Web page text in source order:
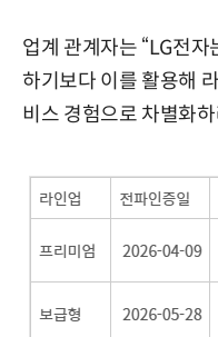
업계 관계자는 “LG전
하기보다 이를 활용해
비스 경험으로 차별화